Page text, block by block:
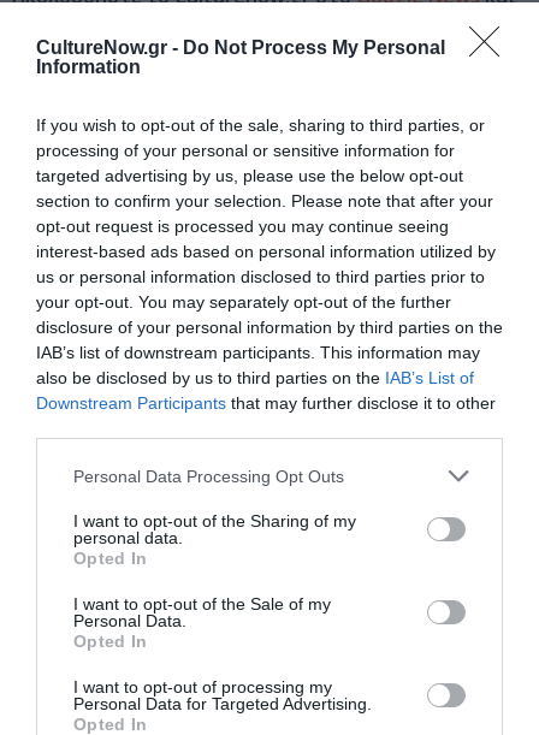
CultureNow.gr - Do Not Process My Personal
Information
If you wish to opt-out of the sale, sharing to third parties, or
processing of your personal or sensitive information for
targeted advertising by us, please use the below opt-out
section to confirm your selection. Please note that after your
opt-out request is processed you may continue seeing
interest-based ads based on personal information utilized by
us or personal information disclosed to third parties prior to
your opt-out. You may separately opt-out of the further
disclosure of your personal information by third parties on the
IAB’s list of downstream participants. This information may
also be disclosed by us to third parties on the IAB’s List of
Downstream Participants that may further disclose it to other
Personal Data Processing Opt Outs
I want to opt-out of the Sharing of my
personal data.
Opted In
I want to opt-out of the Sale of my
Personal Data.
Opted In
I want to opt-out of processing my
Personal Data for Targeted Advertising.
Opted In
Δείτε όλα τα
Νέοι Διαγωνισμοί❯
Tags
ΑΛΙΚΗ ΠΑΛΑΣΚΑ
ΓΙΩΡΓΟΣ ΤΣΕΡΙΩΝΗΣ
ΓΚΑΛΕΡΙ ΤΕΧΝΗΣ - ΑΙΘΟΥΣΕΣ ΤΕΧΝΗΣ
ΕΙΚΑΣΤΙΚΕΣ ΕΚΘΕΣΕΙΣ
ΚΕΡΑΜΙΚΗ
ΜΑΡΙΑ ΛΟΪΖΙΔΟΥ
ΟΜΑΔΙΚΕΣ ΕΚΘΕΣΕΙΣ
ΟΡΓΑΝΙΣΜΟΣ NEON
Newsletter
την Τέχνη και τον Πολιτισμό!
Ακολουθήστε το Culturenow.gr